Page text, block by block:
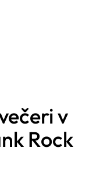
v
Rock